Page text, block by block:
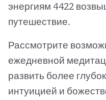
энергиям 4422
путешествие.
Рассмотрите
ежедневной
развить более
интуицией и